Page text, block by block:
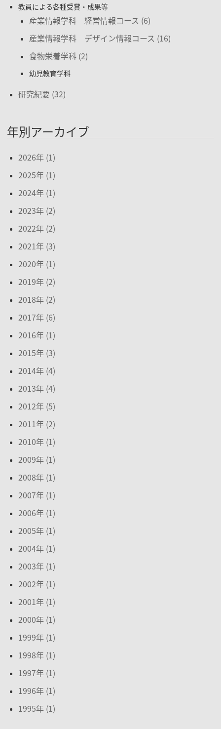
教員による各種受賞・成果等
産業情報学科 経営情報コース (6)
産業情報学科 デザイン情報コース (16)
食物栄養学科 (2)
幼児教育学科
研究紀要 (32)
年別アーカイブ
2026年 (1)
2025年 (1)
2024年 (1)
2023年 (2)
2022年 (2)
2021年 (3)
2020年 (1)
2019年 (2)
2018年 (2)
2017年 (6)
2016年 (1)
2015年 (3)
2014年 (4)
2013年 (4)
2012年 (5)
2011年 (2)
2010年 (1)
2009年 (1)
2008年 (1)
2007年 (1)
2006年 (1)
2005年 (1)
2004年 (1)
2003年 (1)
2002年 (1)
2001年 (1)
2000年 (1)
1999年 (1)
1998年 (1)
1997年 (1)
1996年 (1)
1995年 (1)